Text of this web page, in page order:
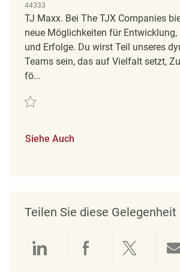
44333
TJ Maxx. Bei The TJX Companies
neue Möglichkeiten für Entwicklung,
und Erfolge. Du wirst Teil unseres
Teams sein, das auf Vielfalt setzt,
fö...
Retten Loss Prevention Detective R2326282
Siehe Auch
Teilen Sie diese Gelegenheit
Über LinkedIn teilen
Über Über